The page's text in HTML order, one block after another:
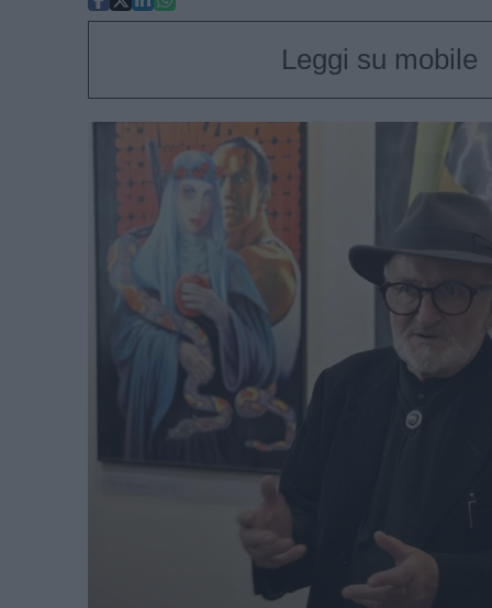
Leggi su mobile